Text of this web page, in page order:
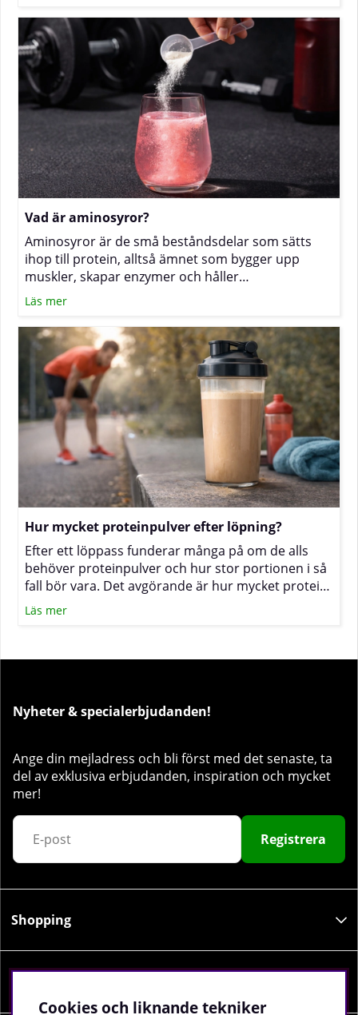
viktnedgång eller helt enkelt vill må bra kan det
därför vara klokt att se över det dagliga intaget, i
första hand via mat och vid behov med
kosttillskott. (Läs mer om proteinpulver)
Vad är aminosyror?
Aminosyror är de små beståndsdelar som sätts
ihop till protein, alltså ämnet som bygger upp
muskler, skapar enzymer och håller
immunförsvaret i gång. Oavsett om du tränar hårt,
vanligt att undra hur tillskott av aminosyror passar
in i vardagen. Nedan får du en tydlig genomgång
av hur de fungerar, när fria aminosyror som EAA
och BCAA är praktiska och när ett proteinpulver är
mer lämpligt.
Läs mer
Hur mycket proteinpulver efter löpning?
Efter ett löppass funderar många på om de alls
behöver proteinpulver och hur stor portionen i så
fall bör vara. Det avgörande är hur mycket protein
du får i dig under hela dagen, hur snabbt du kan
Läs mer
Nyheter & specialerbjudanden!
Ange din mejladress och bli först med det senaste, ta
del av exklusiva erbjudanden, inspiration och mycket
mer!
Registrera
Shopping
Cookies och liknande tekniker